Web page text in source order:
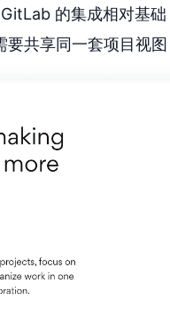
的集成相对基
共享同一套项目视图